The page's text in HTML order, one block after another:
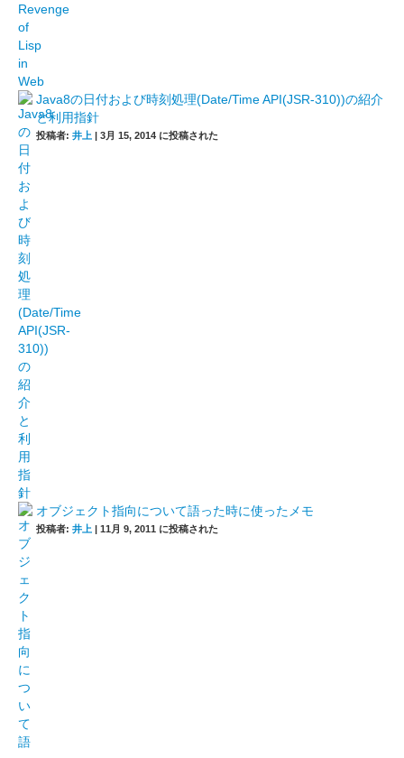
Java8の日付および時刻処理(Date/Time API(JSR-310))の紹介
と利用指針
投稿者: 井上 | 3月 15, 2014 に投稿された
オブジェクト指向について語った時に使ったメモ
投稿者: 井上 | 11月 9, 2011 に投稿された